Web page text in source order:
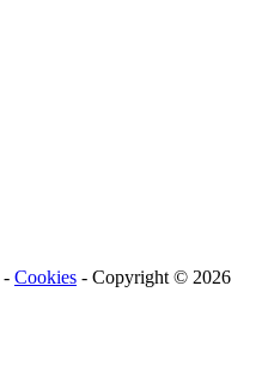
- Cookies - Copyright © 2026